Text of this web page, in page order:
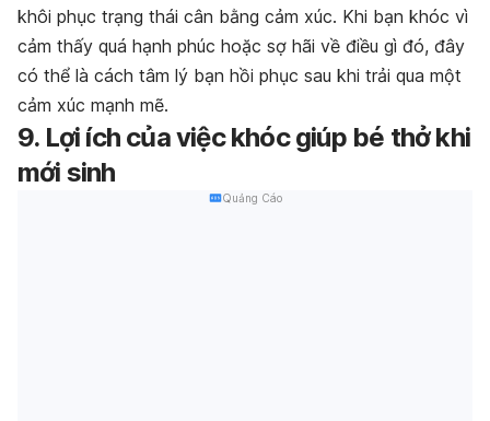
khôi phục trạng thái cân bằng cảm xúc. Khi bạn khóc vì
cảm thấy quá hạnh phúc hoặc sợ hãi về điều gì đó, đây
có thể là cách tâm lý bạn hồi phục sau khi trải qua một
cảm xúc mạnh mẽ.
9. Lợi ích của việc khóc giúp bé thở khi
mới sinh
Quảng Cáo